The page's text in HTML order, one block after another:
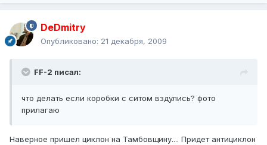
DeDmitry
Опубликовано: 21 декабря, 2009
FF-2 писал:
что делать если коробки с ситом вздулись? фото
прилагаю
Наверное пришел циклон на Тамбовщину.... Придет антициклон